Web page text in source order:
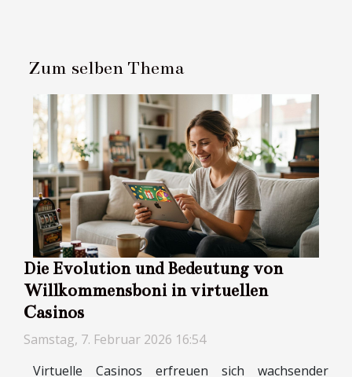
Zum selben Thema
Die Evolution und Bedeutung von
Willkommensboni in virtuellen
Casinos
Samstag, 7. Februar 2026 16:54
Virtuelle Casinos erfreuen sich wachsender